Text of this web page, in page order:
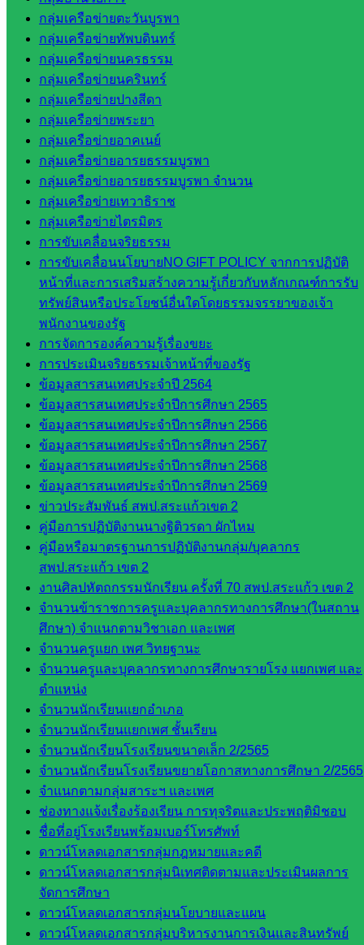
กลุ่มเครือข่ายตะวันบูรพา
กลุ่มเครือข่ายทัพบดินทร์
กลุ่มเครือข่ายนครธรรม
กลุ่มเครือข่ายนครินทร์
กลุ่มเครือข่ายปางสีดา
กลุ่มเครือข่ายพระยา
กลุ่มเครือข่ายอาคเนย์
กลุ่มเครือข่ายอารยธรรมบูรพา
กลุ่มเครือข่ายอารยธรรมบูรพา จำนวน
กลุ่มเครือข่ายเทวาธิราช
กลุ่มเครือข่ายไตรมิตร
การขับเคลื่อนจริยธรรม
การขับเคลื่อนนโยบายNO GIFT POLICY จากการปฏิบัติ
หน้าที่และการเสริมสร้างความรู้เกี่ยวกับหลักเกณฑ์การรับ
ทรัพย์สินหรือประโยชน์อื่นใดโดยธรรมจรรยาของเจ้า
พนักงานของรัฐ
การจัดการองค์ความรู้เรื่องขยะ
การประเมินจริยธรรมเจ้าหน้าที่ของรัฐ
ข้อมูลสารสนเทศประจำปี 2564
ข้อมูลสารสนเทศประจำปีการศึกษา 2565
ข้อมูลสารสนเทศประจำปีการศึกษา 2566
ข้อมูลสารสนเทศประจำปีการศึกษา 2567
ข้อมูลสารสนเทศประจำปีการศึกษา 2568
ข้อมูลสารสนเทศประจำปีการศึกษา 2569
ข่าวประสัมพันธ์ สพป.สระแก้วเขต 2
คู่มือการปฏิบัติงานนางฐิติวรดา ผักไหม
คู่มือหรือมาตรฐานการปฏิบัติงานกลุ่ม/บุคลากร
สพป.สระแก้ว เขต 2
งานศิลปหัตถกรรมนักเรียน ครั้งที่ 70 สพป.สระแก้ว เขต 2
จำนวนข้าราชการครูและบุคลากรทางการศึกษา(ในสถาน
ศึกษา) จำแนกตามวิชาเอก และเพศ
จำนวนครูแยก เพศ วิทยฐานะ
จำนวนครูและบุคลากรทางการศึกษารายโรง แยกเพศ และ
ตำแหน่ง
จำนวนนักเรียนแยกอำเภอ
จำนวนนักเรียนแยกเพศ ชั้นเรียน
จำนวนนักเรียนโรงเรียนขนาดเล็ก 2/2565
จำนวนนักเรียนโรงเรียนขยายโอกาสทางการศึกษา 2/2565
จำแนกตามกลุ่มสาระฯ และเพศ
ช่องทางแจ้งเรื่องร้องเรียน การทุจริตและประพฤติมิชอบ
ชื่อที่อยู่โรงเรียนพร้อมเบอร์โทรศัพท์
ดาวน์โหลดเอกสารกลุ่มกฎหมายและคดี
ดาวน์โหลดเอกสารกลุ่มนิเทศติดตามและประเมินผลการ
จัดการศึกษา
ดาวน์โหลดเอกสารกลุ่มนโยบายและแผน
ดาวน์โหลดเอกสารกลุ่มบริหารงานการเงินและสินทรัพย์
ในสังกัด
สพป.สระแก้ว
เขต 2
วิทยาลัย
เทคนิค
สระแก้ว
วิทยาลัย
เทคนิค
วังน้ำเย็น
กศน.สระแก้ว
เว็บไซต์
กลุ่มงาน
สำนักงาน
กลุ่
มอำนวย
การ
กลุ่ม
บริหาร
งานงาน
เงินและ
สินทรัพย์
กลุ่มน
โยบาย
และแผน
กลุ่มส่ง
เสริมการ
จัดการ
ศึกษา
กลุ่ม
บริหาร
งาน
บุคคล
กลุ่ม
พัฒนาครู
และบุ
คลากรฯ
กลุ่มนิ
เทศ
ติดตาม
และประ
เมินผลฯ